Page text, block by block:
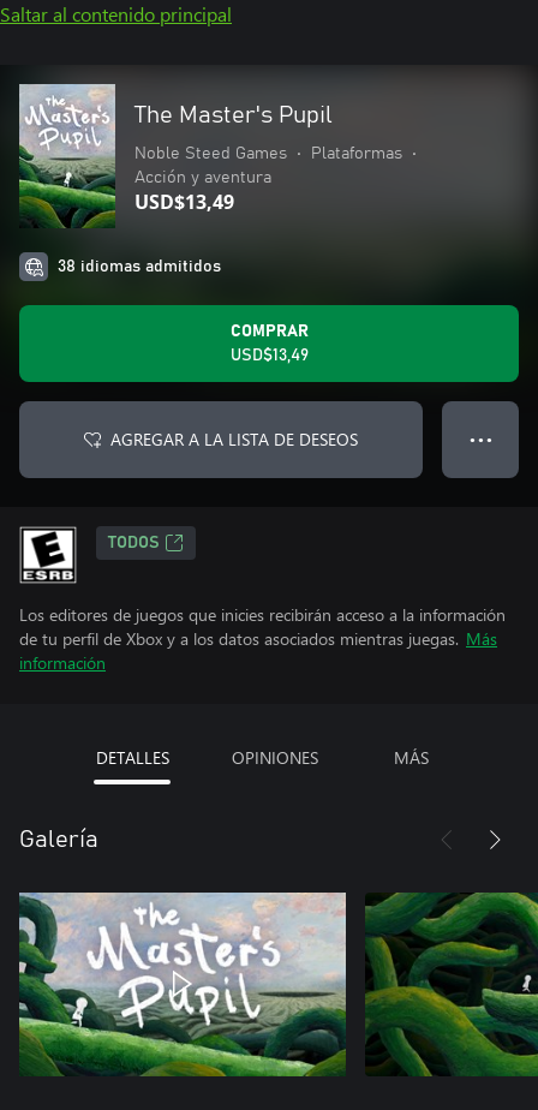
Saltar al contenido principal
The Master's Pupil
Noble Steed Games • Plataformas
•
Acción y aventura
USD$13,49
38 idiomas admitidos
COMPRAR
USD$13,49
AGREGAR A LA LISTA DE DESEOS ● ● ●
TODOS
Los editores de juegos que inicies recibirán acceso a la información
de tu perfil de Xbox y a los datos asociados mientras juegas. Más
información
DETALLES OPINIONES MÁS
Galería